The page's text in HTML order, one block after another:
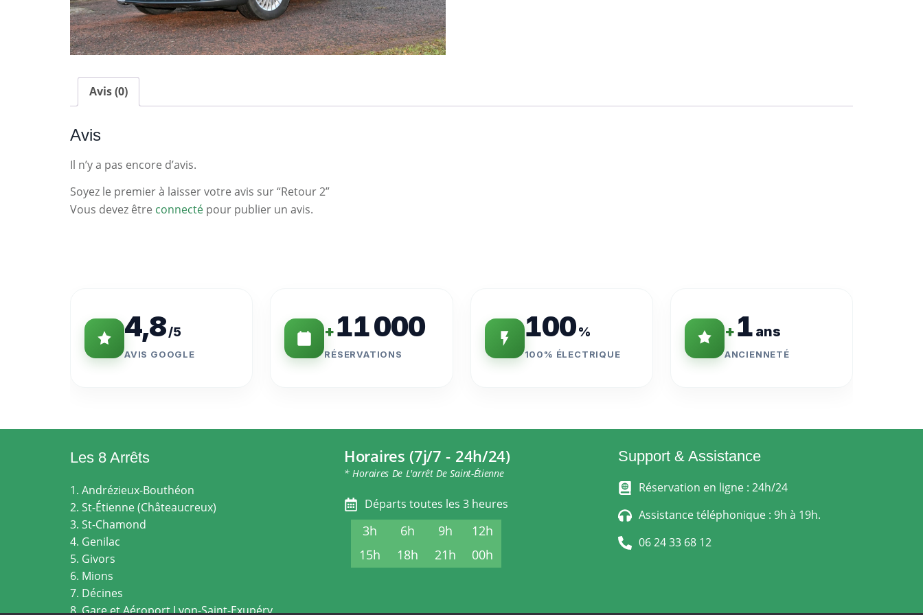
Avis (0)
Avis
Il n’y a pas encore d’avis.
Soyez le premier à laisser votre avis sur “Retour 2”
Vous devez être connecté pour publier un avis.
4,8/5
AVIS GOOGLE
+11 000
RÉSERVATIONS
100 %
100% ÉLECTRIQUE
+1 ans
ANCIENNETÉ
Les 8 Arrêts
1. Andrézieux-Bouthéon
2. St-Étienne (Châteaucreux)
3. St-Chamond
4. Genilac
5. Givors
6. Mions
7. Décines
8. Gare et Aéroport Lyon-Saint-Exupéry
Horaires (7j/7 - 24h/24)
* Horaires De L'arrêt De Saint-Étienne
Départs toutes les 3 heures
3h 6h 9h
12h
15h
18h 21h 00h
Support & Assistance
Réservation en ligne : 24h/24
Assistance téléphonique : 9h à 19h.
06 24 33 68 12